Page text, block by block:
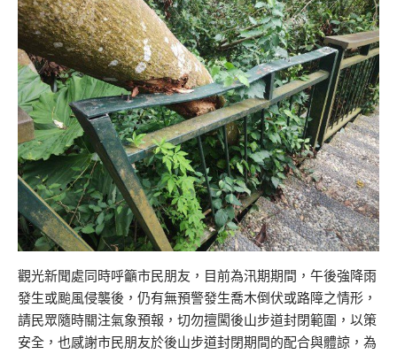
觀光新聞處同時呼籲市民朋友，目前為汛期期間，午後強降雨
發生或颱風侵襲後，仍有無預警發生喬木倒伏或路障之情形，
請民眾隨時關注氣象預報，切勿擅闖後山步道封閉範圍，以策
安全，也感謝市民朋友於後山步道封閉期間的配合與體諒，為